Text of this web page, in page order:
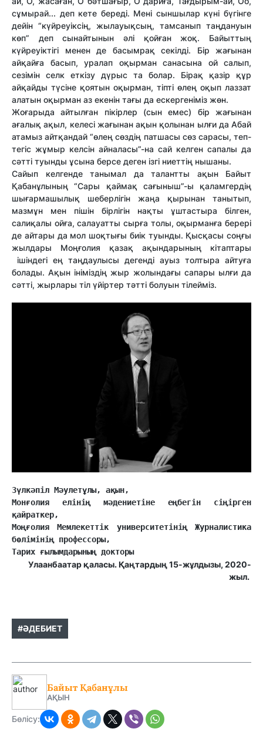
сұмырай... деп кете береді. Мені сыншылар күні бүгінге
дейін “күйреуіксің, жылауықсың, тамсанып таңдануын
көп” деп сынайтынын әлі қойған жоқ. Байыттың
күйреуіктігі менен де басымрақ секілді. Бір жағынан
айқайға басып, уралап оқырман санасына ой салып,
сезімін селк еткізу дүрыс та болар. Бірақ қазір құр
айқайды түсіне қоятын оқырман, тіпті өлең оқып лаззат
алатын оқырман аз екенін тағы да ескергеніміз жөн.
Жоғарыда айтылған пікірлер (сын емес) бір жағынан
ағалық ақыл, келесі жағынан ақын қолынан ылғи да Абай
атамыз айтқандай “өлең сөздің патшасы сөз сарасы, теп-
тегіс жұмыр келсін айналасы”-на сай келген сапалы да
сәтті туынды ұсына берсе деген ізгі ниеттің нышаны.
Сайып келгенде танымал да талантты ақын Байыт
Қабанұлының “Сары қаймақ сағыныш”-ы қаламгердің
шығармашылық шеберлігін жаңа қырынан танытып,
мазмұн мен пішін бірлігін нақты ұштастыра білген,
салиқалы ойға, салауатты сырға толы, оқырманға берері
де айтары да мол шоқтығы биік туынды. Қысқасы соңғы
жылдары Моңғолия қазақ ақындарының кітаптары
ішіндегі ең таңдаулысы дегенді ауыз толтыра айтуға
болады. Ақын ініміздің жыр жолындағы сапары ылғи да
сәтті, жырлары тіл үйіртер тәтті болуын тілейміз.
Зүлкәпіл Мәулетұлы, ақын,
Монғолия елінің мәдениетіне еңбегін сіңірген
қайраткер,
Моңғолия Мемлекеттік университетінің Журналистика
бөлімінің профессоры,
Тарих ғылымдарының докторы
Улаанбаатар қаласы. Қаңтардың 15-жұлдызы, 2020-
жыл.
#ӘДЕБИЕТ
Байыт Қабанұлы
АҚЫН
Бөлісу: